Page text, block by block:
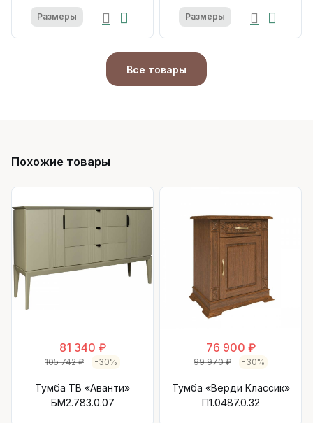
Размеры Размеры
Все товары
Похожие товары
81 340 ₽
105 742 ₽ -30%
Тумба ТВ «Аванти»
БМ2.783.0.07
76 900 ₽
99 970 ₽ -30%
Тумба «Верди Классик»
П1.0487.0.32